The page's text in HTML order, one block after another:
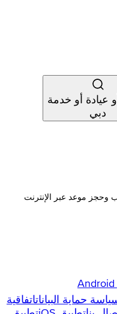
عيادة أو خدمة
دبي
حماية البياناتاتفاقية